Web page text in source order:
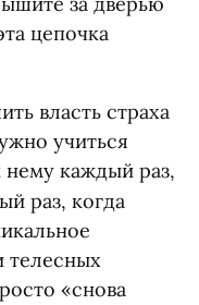
цепочка
власть страха
учиться
каждый раз,
раз, когда
телесных
«снова